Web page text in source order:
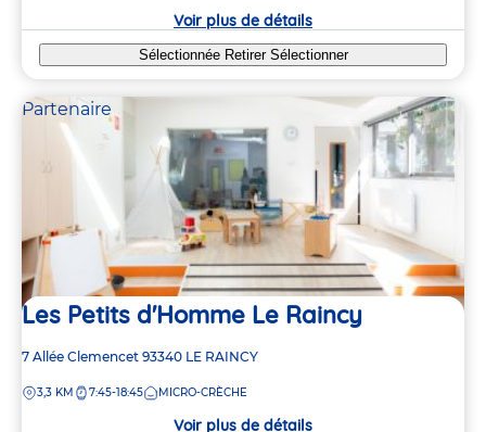
Voir plus de détails
Sélectionnée Retirer Sélectionner
Partenaire
Les Petits d'Homme Le Raincy
Adresse
la
7 Allée Clemencet 93340 LE RAINCY
DISTANCE
3,3 KM 7:45-18:45 MICRO-CRÈCHE
Voir plus de détails
2
2